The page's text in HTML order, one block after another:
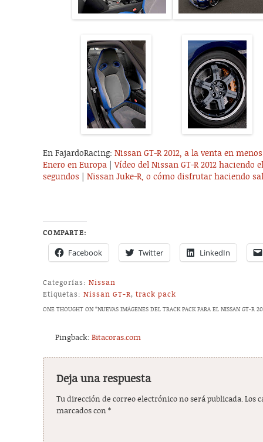
En FajardoRacing:Nissan GT-R 2012, a la venta en
Enero en Europa |Vídeo del Nissan GT-R 2012 haciendo
segundos |Nissan Juke-R, o cómo disfrutar haciendo
COMPARTE:
Facebook Twitter LinkedIn
Categorías: Nissan
Etiquetas: Nissan GT-R,track pack
ONE THOUGHT ON “NUEVAS IMÁGENES DEL TRACK PACK PARA EL NISSAN GT-R
Pingback:Bitacoras.com
Deja una respuesta
Tu dirección de correo electrónico no será publicada. Los
marcados con*